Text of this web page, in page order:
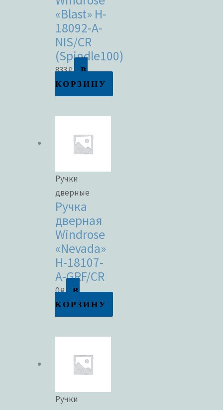
«Blast» H-
18092-A-
NIS/CR
(Spindle100)
833₽
В
КОРЗИНУ
Ручки
дверные
Ручка
дверная
Windrose
«Nevada»
H-18107-
A-GRF/CR
0₽
В
КОРЗИНУ
Ручки